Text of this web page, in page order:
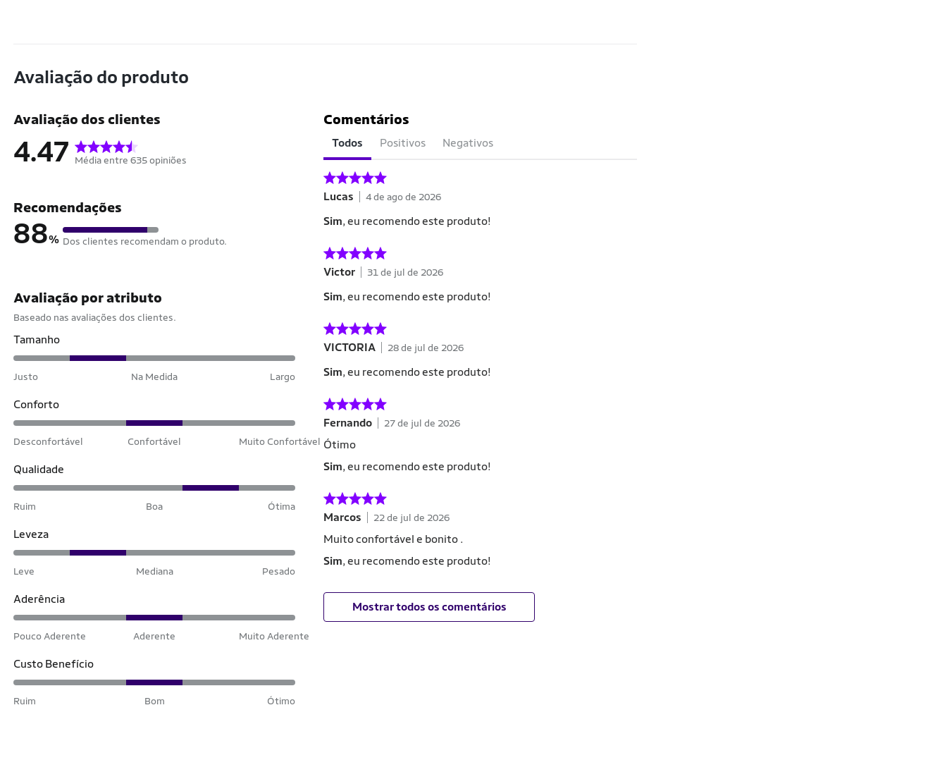
Avaliação do produto
Avaliação dos clientes
4.47 Média entre 635 opiniões
Recomendações
88% Dos clientes recomendam o produto.
Avaliação por atributo
Baseado nas avaliações dos clientes.
Tamanho
Justo Na Medida Largo
Conforto
Desconfortável Confortável Muito Confortável
Qualidade
Ruim Boa Ótima
Leveza
Leve Mediana Pesado
Aderência
Pouco Aderente Aderente Muito Aderente
Custo Benefício
Ruim Bom Ótimo
Comentários
Todos Positivos Negativos
Lucas 4 de ago de 2026
Sim, eu recomendo este produto!
Victor 31 de jul de 2026
Sim, eu recomendo este produto!
VICTORIA 28 de jul de 2026
Sim, eu recomendo este produto!
Fernando 27 de jul de 2026
Ótimo
Sim, eu recomendo este produto!
Marcos 22 de jul de 2026
Muito confortável e bonito .
Sim, eu recomendo este produto!
Mostrar todos os comentários